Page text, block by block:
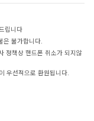
립니다
은 불가합니다.
정책상 핸드폰 취소가 되지않
우선적으로 환원됩니다.